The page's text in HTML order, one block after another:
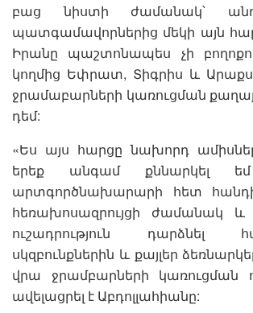
բաց նիստի ժամանակ՝
պատգամավորներից մեկի այն
Իրանը պաշտոնապես չի
կողմից Եփրատ, Տիգրիս և
ջրամաբարների կառուցման
դեմ:
«Ես այս հարցը նախորդ
երեք անգամ քննարկել եմ
արտգործնախարարի հետ
հեռախոսազրույցի ժամանակ և
ուշադրություն դարձնել
սկզբունքներին և քայլեր
վրա ջրամբարների կառուցման
ավելացրել է Աբդոլլահիանը: